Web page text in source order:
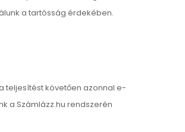
ki
a tartósság érdekében.
teljesítést követően azonnal e-
a Számlázz.hu rendszerén